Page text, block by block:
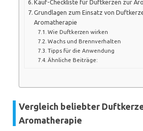
Kauf-Checkliste für Duftkerzen zur
Grundlagen zum Einsatz von
Aromatherapie
Wie Duftkerzen wirken
Wachs und Brennverhalten
Tipps für die Anwendung
Ähnliche Beiträge:
Vergleich beliebter
Aromatherapie